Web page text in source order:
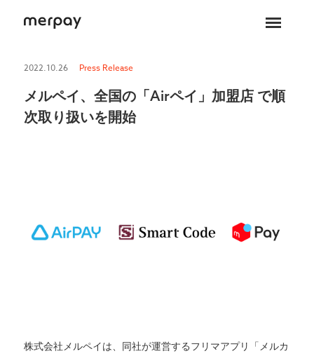
ホーム
2022.10.26 Press Release
メルペイ、全国の「Airペイ」加盟店 で順
次取り扱いを開始
株式会社メルペイは、同社が運営するフリマアプリ「メルカ